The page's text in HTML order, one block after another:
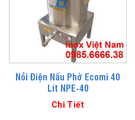
Nồi Điện Nấu Phở Ecomi 40
Lít NPE-40
Chi Tiết